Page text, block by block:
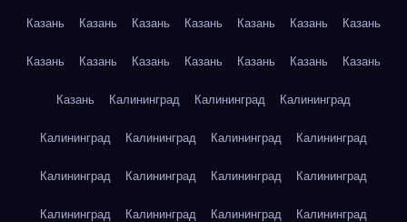
Казань Казань Казань Казань Казань Казань Казань
Казань Казань Казань Казань Казань Казань Казань
Казань Калининград Калининград Калининград
Калининград Калининград Калининград Калининград
Калининград Калининград Калининград Калининград
Калининград Калининград Калининград Калининград